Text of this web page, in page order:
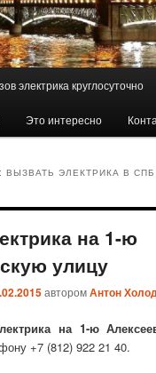
электрика круглосуточно
Это интересно
ВЫЗВАТЬ ЭЛЕКТРИКА В СПБ
на 1-ю
улицу
авторомАнтон
на 1-ю
+7 (812) 922 21 40.